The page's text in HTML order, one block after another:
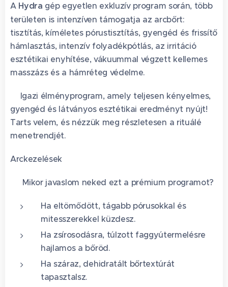
A Hydra gép egyetlen exkluzív program során, több
területen is intenzíven támogatja az arcbőrt:
tisztítás, kíméletes pórustisztítás, gyengéd és frissítő
hámlasztás, intenzív folyadékpótlás, az irritáció
esztétikai enyhítése, vákuummal végzett kellemes
masszázs és a hámréteg védelme. ✨
🌿Igazi élményprogram, amely teljesen kényelmes,
gyengéd és látványos esztétikai eredményt nyújt!
Tarts velem, és nézzük meg részletesen a rituálé
menetrendjét.
Arckezelések
🎯 Mikor javaslom neked ezt a prémium programot?
Ha eltömődött, tágabb pórusokkal és
mitesszerekkel küzdesz. 🔍
Ha zsírosodásra, túlzott faggyútermelésre
hajlamos a bőröd. 💧
Ha száraz, dehidratált bőrtextúrát
tapasztalsz. 🍂